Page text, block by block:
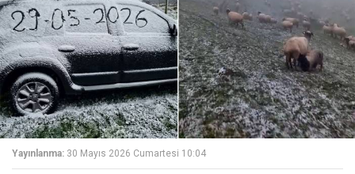
Yayınlanma: 30 Mayıs 2026 Cumartesi 10:04